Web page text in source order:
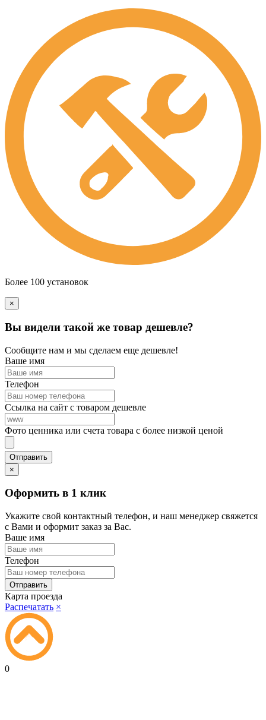
Более 100 установок
×
Вы видели такой же товар дешевле?
Сообщите нам и мы сделаем еще дешевле!
Ваше имя
Телефон
Ссылка на сайт с товаром дешевле
Фото ценника или счета товара с более низкой ценой
×
Оформить в 1 клик
Укажите свой контактный телефон, и наш менеджер свяжется
с Вами и оформит заказ за Вас.
Ваше имя
Телефон
Карта проезда
Распечатать ×
0